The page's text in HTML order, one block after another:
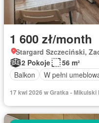
1 600 zł/month
Stargard Szczeciński,
2 Pokoje
56 m²
Balkon
W pełni
17 kwi 2026 w Gratka -